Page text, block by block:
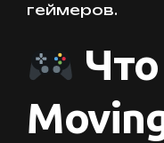
геймеров.